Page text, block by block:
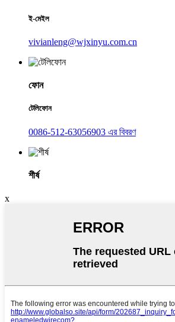
ই-মেইল
vivianleng@wjxinyu.com.cn
ফোন
টেলিফোন
0086-512-63056903 এর বিবরণ
শীর্ষ
x